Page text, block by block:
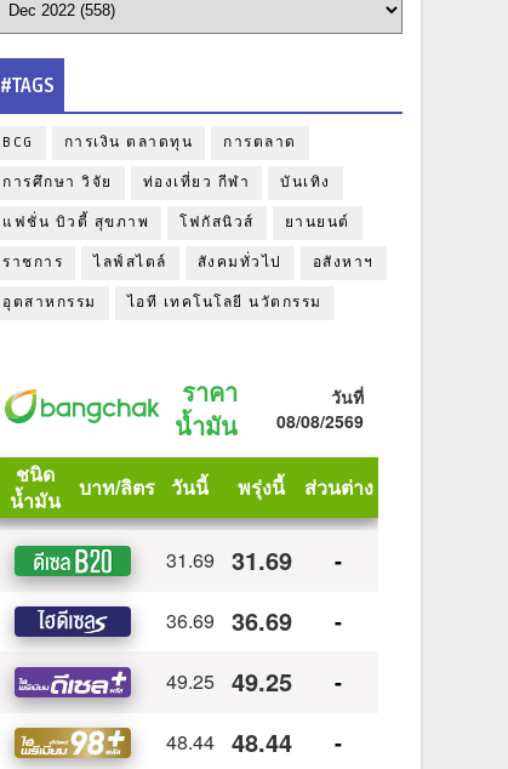
#TAGS
BCG การเงิน ตลาดทุน การตลาด
การศึกษา วิจัย ท่องเที่ยว กีฬา บันเทิง
แฟชั่น บิวตี้ สุขภาพ โฟกัสนิวส์ ยานยนต์
ราชการ ไลฟ์สไตล์ สังคมทั่วไป อสังหาฯ
อุตสาหกรรม ไอที เทคโนโลยี นวัตกรรม